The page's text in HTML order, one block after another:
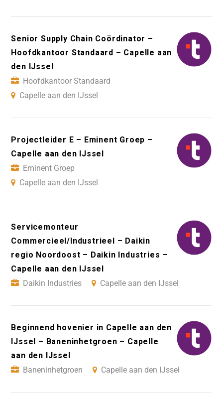
Senior Supply Chain Coördinator –
Hoofdkantoor Standaard – Capelle aan
den IJssel
Hoofdkantoor Standaard
Capelle aan den IJssel
Projectleider E – Eminent Groep –
Capelle aan den IJssel
Eminent Groep
Capelle aan den IJssel
Servicemonteur
Commercieel/Industrieel – Daikin
regio Noordoost – Daikin Industries –
Capelle aan den IJssel
Daikin Industries
Capelle aan den IJssel
Beginnend hovenier in Capelle aan den
IJssel – Baneninhetgroen – Capelle
aan den IJssel
Baneninhetgroen
Capelle aan den IJssel